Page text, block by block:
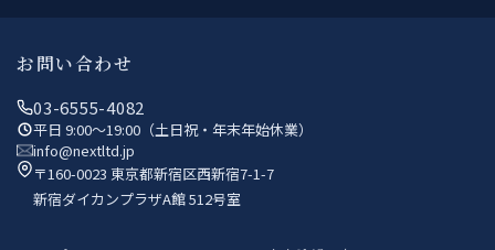
お問い合わせ
03-6555-4082
平日 9:00〜19:00（土日祝・年末年始休業）
info@nextltd.jp
〒160-0023 東京都新宿区西新宿7-1-7
新宿ダイカンプラザA館 512号室